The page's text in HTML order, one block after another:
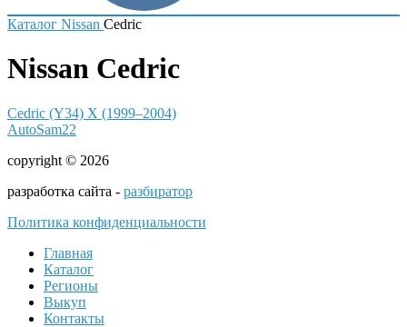
Каталог Nissan Cedric
Nissan Cedric
Cedric (Y34) X (1999–2004)
AutoSam22
copyright © 2026
разработка сайта - разбиратор
Политика конфиденциальности
Главная
Каталог
Регионы
Выкуп
Контакты